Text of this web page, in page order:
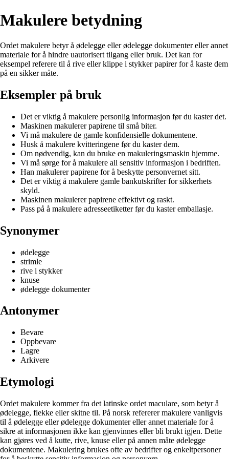
Makulere betydning
Ordet makulere betyr å ødelegge eller ødelegge dokumenter eller annet
materiale for å hindre uautorisert tilgang eller bruk. Det kan for
eksempel referere til å rive eller klippe i stykker papirer for å kaste dem
på en sikker måte.
Eksempler på bruk
Det er viktig å makulere personlig informasjon før du kaster det.
Maskinen makulerer papirene til små biter.
Vi må makulere de gamle konfidensielle dokumentene.
Husk å makulere kvitteringene før du kaster dem.
Om nødvendig, kan du bruke en makuleringsmaskin hjemme.
Vi må sørge for å makulere all sensitiv informasjon i bedriften.
Han makulerer papirene for å beskytte personvernet sitt.
Det er viktig å makulere gamle bankutskrifter for sikkerhets
skyld.
Maskinen makulerer papirene effektivt og raskt.
Pass på å makulere adresseetiketter før du kaster emballasje.
Synonymer
ødelegge
strimle
rive i stykker
knuse
ødelegge dokumenter
Antonymer
Bevare
Oppbevare
Lagre
Arkivere
Etymologi
Ordet makulere kommer fra det latinske ordet maculare, som betyr å
ødelegge, flekke eller skitne til. På norsk refererer makulere vanligvis
til å ødelegge eller ødelegge dokumenter eller annet materiale for å
sikre at informasjonen ikke kan gjenvinnes eller bli brukt igjen. Dette
kan gjøres ved å kutte, rive, knuse eller på annen måte ødelegge
dokumentene. Makulering brukes ofte av bedrifter og enkeltpersoner